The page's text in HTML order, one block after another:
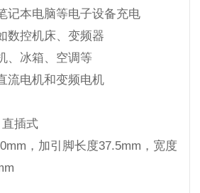
记本电脑等电子设备充电
数控机床、变频器
、冰箱、空调等
流电机和变频电机
插式
，加引脚长度37.5mm，宽度